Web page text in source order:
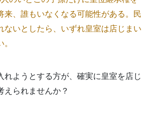
来、誰もいなくなる可能性がある。民
ないとしたら、いずれ皇室は店じまい
れようとする方が、確実に皇室を店じ
えられませんか？